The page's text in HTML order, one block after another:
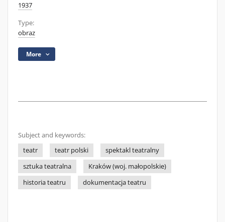
1937
Type:
obraz
More
Subject and keywords:
teatr
teatr polski
spektakl teatralny
sztuka teatralna
Kraków (woj. małopolskie)
historia teatru
dokumentacja teatru